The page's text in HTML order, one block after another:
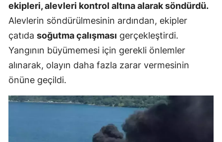
ekipleri, alevleri kontrol altına alarak söndürdü.
Alevlerin söndürülmesinin ardından, ekipler
çatıda soğutma çalışması gerçekleştirdi.
Yangının büyümemesi için gerekli önlemler
alınarak, olayın daha fazla zarar vermesinin
önüne geçildi.